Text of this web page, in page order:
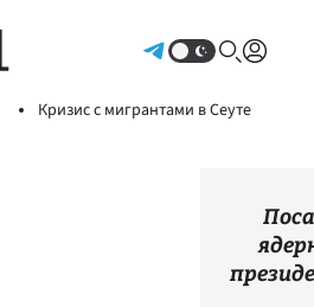
Кризис с мигрантами в Сеуте